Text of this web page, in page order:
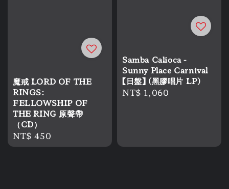
魔戒 LORD OF THE
RINGS:
FELLOWSHIP OF
THE RING 原聲帶
（CD）
Regular
price
NT$ 450
Samba Calioca -
Sunny Place Carnival
【日盤】 (黑膠唱片 LP)
Regular
NT$ 1,060